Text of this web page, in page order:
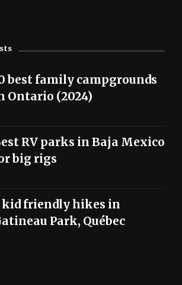
best family campgrounds
Ontario (2024)
RV parks in Baja Mexico
big rigs
kid friendly hikes in
Park, Québec